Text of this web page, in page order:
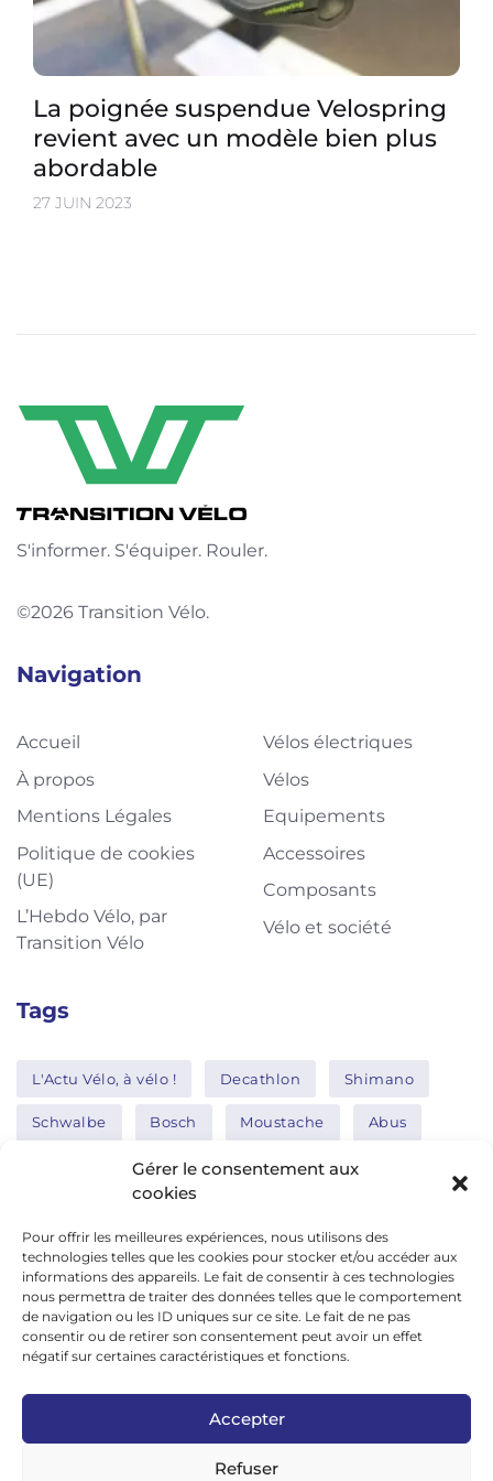
Gérer le consentement aux
cookies
Pour offrir les meilleures expériences, nous utilisons des
technologies telles que les cookies pour stocker et/ou accéder aux
informations des appareils. Le fait de consentir à ces technologies
nous permettra de traiter des données telles que le comportement
de navigation ou les ID uniques sur ce site. Le fait de ne pas
consentir ou de retirer son consentement peut avoir un effet
négatif sur certaines caractéristiques et fonctions.
Accepter
Refuser
La poignée suspendue Velospring
revient avec un modèle bien plus
abordable
27 JUIN 2023
S'informer. S'équiper. Rouler.
©2026 Transition Vélo.
Navigation
Accueil
À propos
Mentions Légales
Politique de cookies
(UE)
L’Hebdo Vélo, par
Transition Vélo
Vélos électriques
Vélos
Equipements
Accessoires
Composants
Vélo et société
Tags
L'Actu Vélo, à vélo ! Decathlon Shimano
Schwalbe Bosch Moustache Abus
Thule Nakamura
Réseaux sociaux
google news
facebook
twitter